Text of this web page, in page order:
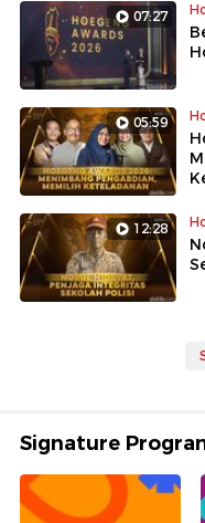
07:27
05:59
12:28
Signature